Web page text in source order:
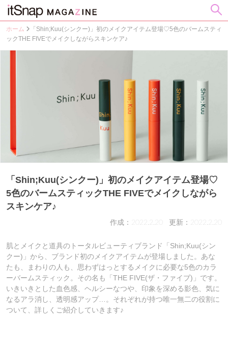
ホーム
「Shin;Kuu(シンクー)」初のメイクアイテム登場♡5色のバームスティ
ックTHE FIVEでメイクしながらスキンケア♪
「Shin;Kuu(シンクー)」初のメイクアイテム登場♡
5色のバームスティックTHE FIVEでメイクしながら
スキンケア♪
作成：2022.2.20 更新：2022.2.20
肌とメイクと道具のトータルビューティブランド「Shin;Kuu(シン
クー)」から、ブランド初のメイクアイテムが登場しました。あな
たも、まわりの人も、思わずはっとするメイクに必要な5色のカラ
ーバームスティック。その名も「THE FIVE(ザ・ファイブ)」です。
いきいきとした血色感、ヘルシーなつや、印象を深める影色、気に
なるアラ消し、透明感アップ…。それぞれが持つ唯一無二の役割に
ついて、詳しくご紹介していきます♪